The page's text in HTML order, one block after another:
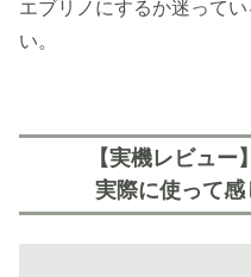
エブリノにするか迷って
い。
【実機レビュ
実際に使って感